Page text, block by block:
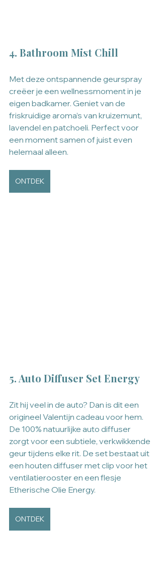
4. Bathroom Mist Chill
Met deze ontspannende geurspray
creëer je een wellnessmoment in je
eigen badkamer. Geniet van de
friskruidige aroma’s van kruizemunt,
lavendel en patchoeli. Perfect voor
een moment samen of juist even
helemaal alleen.
ONTDEK
5. Auto Diffuser Set Energy
Zit hij veel in de auto? Dan is dit een
origineel Valentijn cadeau voor hem.
De 100% natuurlijke auto diffuser
zorgt voor een subtiele, verkwikkende
geur tijdens elke rit. De set bestaat uit
een houten diffuser met clip voor het
ventilatierooster en een flesje
Etherische Olie Energy.
ONTDEK